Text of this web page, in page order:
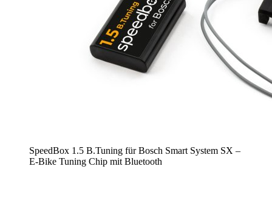
SpeedBox 1.5 B.Tuning für Bosch Smart System SX –
E-Bike Tuning Chip mit Bluetooth